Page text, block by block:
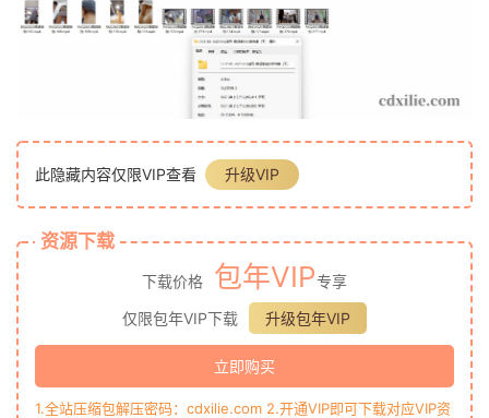
此隐藏内容仅限VIP查看 升级VIP
资源下载
下载价格 包年VIP专享
仅限包年VIP下载
升级包年VIP
立即购买
1.全站压缩包解压密码：cdxilie.com 2.开通VIP即可下载对应VIP资